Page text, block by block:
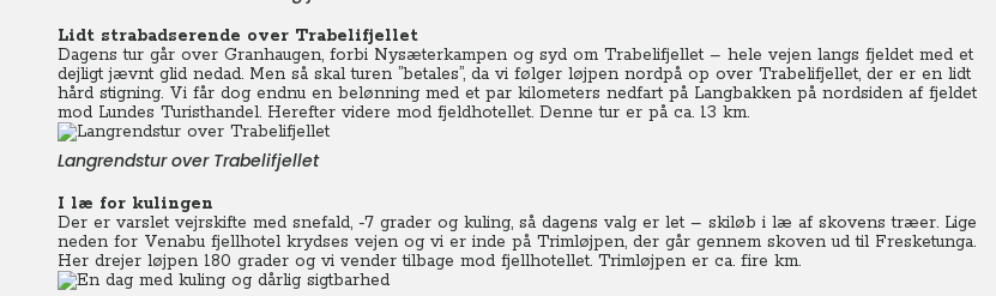
Lidt strabadserende over Trabelifjellet
Dagens tur går over Granhaugen, forbi Nysæterkampen og syd om Trabelifjellet – hele vejen langs fjeldet med et
dejligt jævnt glid nedad. Men så skal turen ”betales”, da vi følger løjpen nordpå op over Trabelifjellet, der er en lidt
hård stigning. Vi får dog endnu en belønning med et par kilometers nedfart på Langbakken på nordsiden af fjeldet
mod Lundes Turisthandel. Herefter videre mod fjeldhotellet. Denne tur er på ca. 13 km.
Langrendstur over Trabelifjellet
I læ for kulingen
Der er varslet vejrskifte med snefald, -7 grader og kuling, så dagens valg er let – skiløb i læ af skovens træer. Lige
neden for Venabu fjellhotel krydses vejen og vi er inde på Trimløjpen, der går gennem skoven ud til Fresketunga.
Her drejer løjpen 180 grader og vi vender tilbage mod fjellhotellet. Trimløjpen er ca. fire km.